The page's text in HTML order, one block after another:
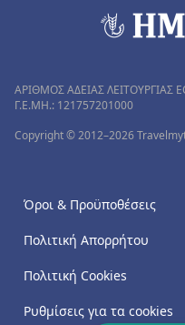
ΑΡΙΘΜΟΣ ΑΔΕΙΑΣ ΛΕΙΤΟΥΡΓΙΑΣ
Γ.Ε.ΜΗ.: 121757201000
Copyright © 2012–2026
Όροι & Προϋποθέσεις
Πολιτική Απορρήτου
Πολιτική Cookies
Ρυθμίσεις για τα cookies